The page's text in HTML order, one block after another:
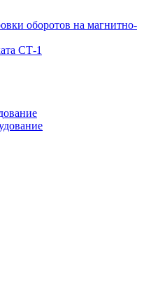
оборотов на магнитно-
СТ-1